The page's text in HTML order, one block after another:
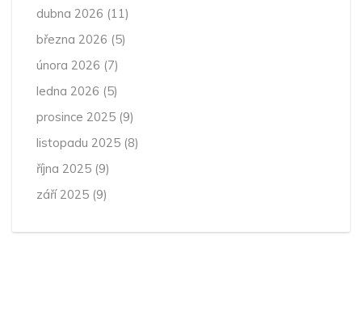
dubna 2026 (11)
března 2026 (5)
února 2026 (7)
ledna 2026 (5)
prosince 2025 (9)
listopadu 2025 (8)
října 2025 (9)
září 2025 (9)